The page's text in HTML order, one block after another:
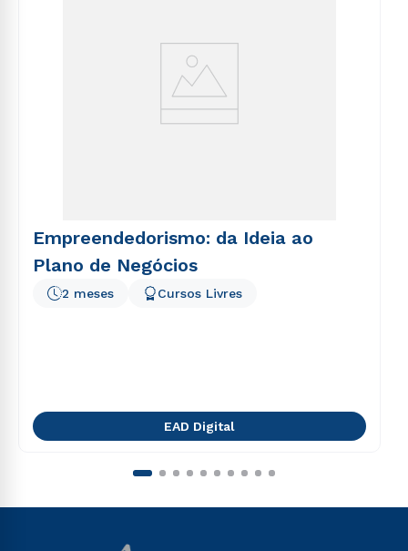
Empreendedorismo: da Ideia ao
Plano de Negócios
2 meses Cursos Livres
EAD Digital